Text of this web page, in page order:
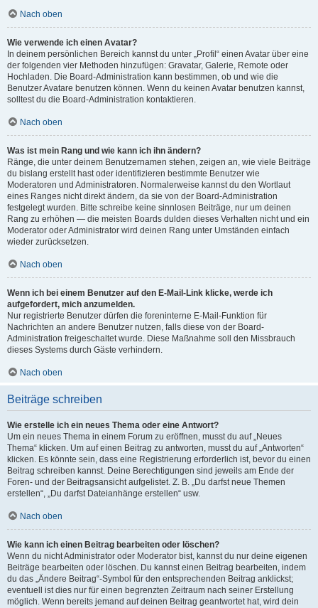
Nach oben
Wie verwende ich einen Avatar?
In deinem persönlichen Bereich kannst du unter „Profil“ einen Avatar über eine
der folgenden vier Methoden hinzufügen: Gravatar, Galerie, Remote oder
Hochladen. Die Board-Administration kann bestimmen, ob und wie die
Benutzer Avatare benutzen können. Wenn du keinen Avatar benutzen kannst,
solltest du die Board-Administration kontaktieren.
Nach oben
Was ist mein Rang und wie kann ich ihn ändern?
Ränge, die unter deinem Benutzernamen stehen, zeigen an, wie viele Beiträge
du bislang erstellt hast oder identifizieren bestimmte Benutzer wie
Moderatoren und Administratoren. Normalerweise kannst du den Wortlaut
eines Ranges nicht direkt ändern, da sie von der Board-Administration
festgelegt wurden. Bitte schreibe keine sinnlosen Beiträge, nur um deinen
Rang zu erhöhen — die meisten Boards dulden dieses Verhalten nicht und ein
Moderator oder Administrator wird deinen Rang unter Umständen einfach
wieder zurücksetzen.
Nach oben
Wenn ich bei einem Benutzer auf den E-Mail-Link klicke, werde ich
aufgefordert, mich anzumelden.
Nur registrierte Benutzer dürfen die foreninterne E-Mail-Funktion für
Nachrichten an andere Benutzer nutzen, falls diese von der Board-
Administration freigeschaltet wurde. Diese Maßnahme soll den Missbrauch
dieses Systems durch Gäste verhindern.
Nach oben
Beiträge schreiben
Wie erstelle ich ein neues Thema oder eine Antwort?
Um ein neues Thema in einem Forum zu eröffnen, musst du auf „Neues
Thema“ klicken. Um auf einen Beitrag zu antworten, musst du auf „Antworten“
klicken. Es könnte sein, dass eine Registrierung erforderlich ist, bevor du einen
Beitrag schreiben kannst. Deine Berechtigungen sind jeweils am Ende der
Foren- und der Beitragsansicht aufgelistet. Z. B. „Du darfst neue Themen
erstellen“, „Du darfst Dateianhänge erstellen“ usw.
Nach oben
Wie kann ich einen Beitrag bearbeiten oder löschen?
Wenn du nicht Administrator oder Moderator bist, kannst du nur deine eigenen
Beiträge bearbeiten oder löschen. Du kannst einen Beitrag bearbeiten, indem
du das „Ändere Beitrag“-Symbol für den entsprechenden Beitrag anklickst;
eventuell ist dies nur für einen begrenzten Zeitraum nach seiner Erstellung
möglich. Wenn bereits jemand auf deinen Beitrag geantwortet hat, wird dein